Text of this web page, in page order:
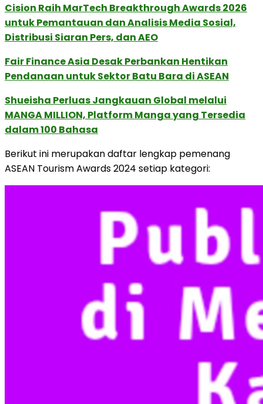
Cision Raih MarTech Breakthrough Awards 2026
untuk Pemantauan dan Analisis Media Sosial,
Distribusi Siaran Pers, dan AEO
Fair Finance Asia Desak Perbankan Hentikan
Pendanaan untuk Sektor Batu Bara di ASEAN
Shueisha Perluas Jangkauan Global melalui
MANGA MILLION, Platform Manga yang Tersedia
dalam 100 Bahasa
Berikut ini merupakan daftar lengkap pemenang
ASEAN Tourism Awards 2024 setiap kategori: